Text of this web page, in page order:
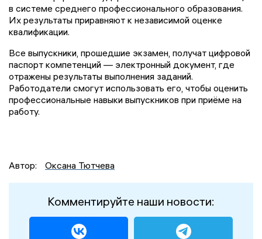
в системе среднего профессионального образования.
Их результаты приравняют к независимой оценке
квалификации.
Все выпускники, прошедшие экзамен, получат цифровой
паспорт компетенций — электронный документ, где
отражены результаты выполнения заданий.
Работодатели смогут использовать его, чтобы оценить
профессиональные навыки выпускников при приёме на
работу.
Автор: Оксана Тютчева
Комментируйте наши новости: